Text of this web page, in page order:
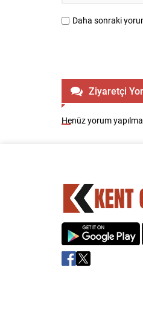
Daha sonraki
Ziyaretçi
Henüz yorum